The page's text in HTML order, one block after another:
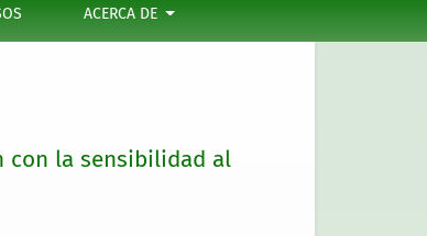
ACERCA DE
con la sensibilidad al